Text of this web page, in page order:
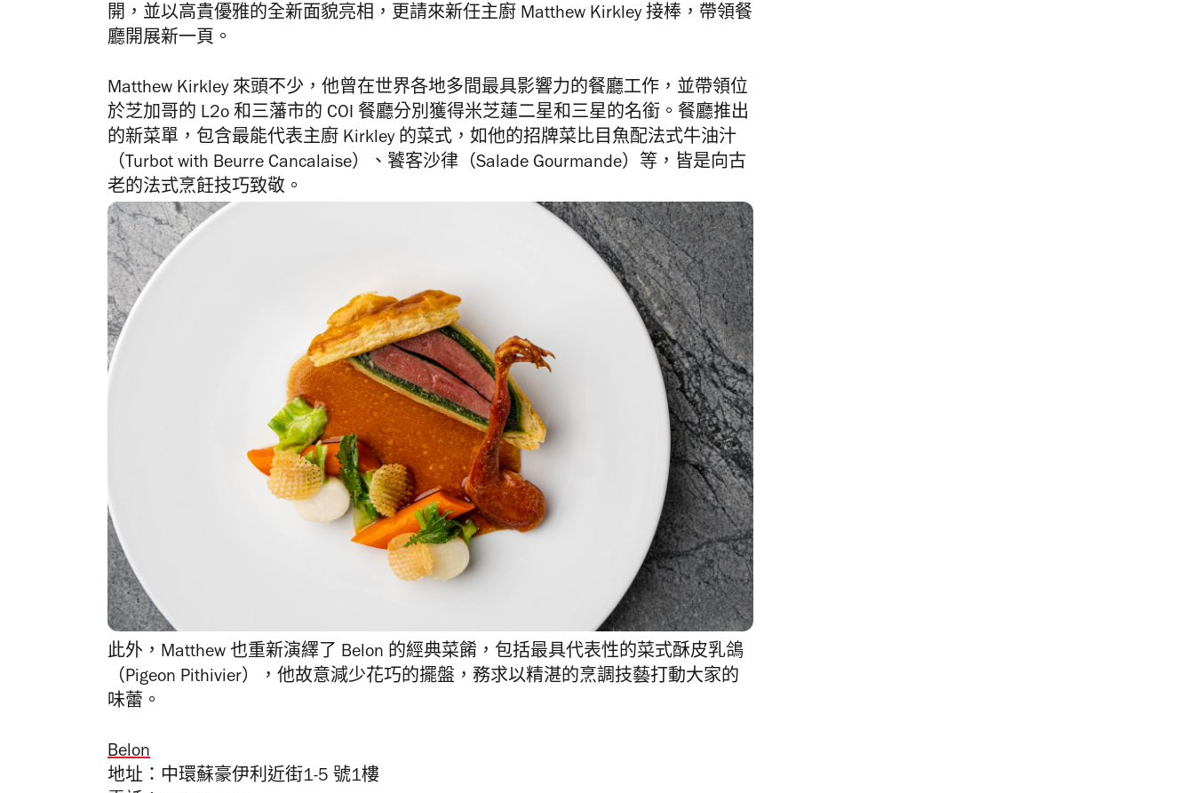
開， 並以高貴優雅的全新面貌亮相， 更請來新任主廚 Matthew Kirkley 接棒，帶領餐
廳開展新一頁。
Matthew Kirkley 來頭不少，他曾在世界各地多間最具影響力的餐廳工作， 並帶領位
於芝加哥的 L2o 和三藩市的 COI 餐廳分別獲得米芝蓮二星和三星的名銜。 餐廳推出
的新菜單，包含最能代表主廚 Kirkley 的菜式，如他的招牌菜比目魚配法式牛油汁
（Turbot with Beurre Cancalaise）、饕客沙律（Salade Gourmande）等，皆是向古
老的法式烹飪技巧致敬。
此外，Matthew 也重新演繹了 Belon 的經典菜餚，包括最具代表性的菜式酥皮乳鴿
（Pigeon Pithivier） ，他故意減少花巧的擺盤 ， 務求以精湛的烹調技藝打動大家的
味蕾。
Belon
地址：中環蘇豪伊利近街1-5 號1樓